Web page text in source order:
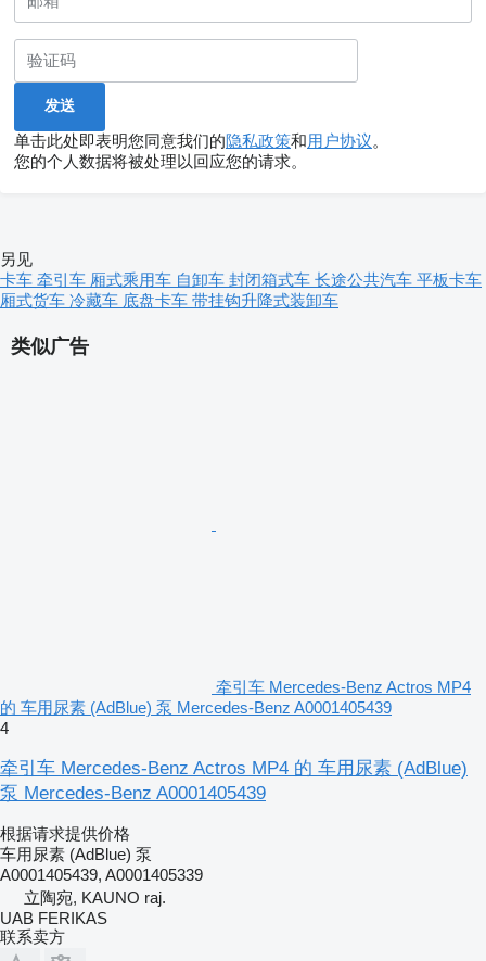
单击此处即表明您同意我们的隐私政策和用户协议。
您的个人数据将被处理以回应您的请求。
类似广告
牵引车 Mercedes-Benz Actros MP4
的 车用尿素 (AdBlue) 泵 Mercedes-Benz A0001405439
4
牵引车 Mercedes-Benz Actros MP4 的 车用尿素 (AdBlue)
泵 Mercedes-Benz A0001405439
根据请求提供价格
车用尿素 (AdBlue) 泵
A0001405439, A0001405339
立陶宛, KAUNO raj.
UAB FERIKAS
联系卖方
另见
卡车 牵引车 厢式乘用车 自卸车 封闭箱式车 长途公共汽车 平板卡车
厢式货车 冷藏车 底盘卡车 带挂钩升降式装卸车